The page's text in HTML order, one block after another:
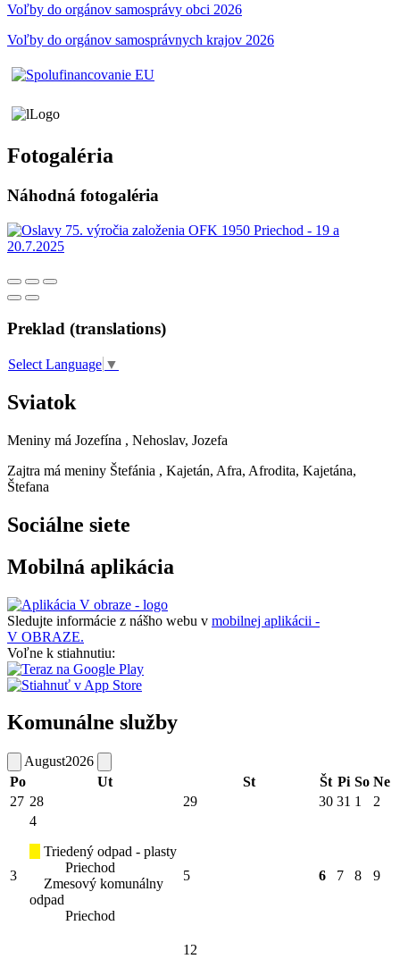
Voľby do orgánov samosprávy obci 2026
Voľby do orgánov samosprávnych krajov 2026
Fotogaléria
Náhodná fotogaléria
Preklad (translations)
Select Language ▼
Sviatok
Meniny má Jozefína , Nehoslav, Jozefa
Zajtra má meniny Štefánia , Kajetán, Afra, Afrodita, Kajetána,
Štefana
Sociálne siete
Mobilná aplikácia
Sledujte informácie z nášho webu v mobilnej aplikácii -
V OBRAZE.
Voľne k stiahnutiu:
Komunálne služby
August2026
Po
Ut St Št Pi So Ne
27 28 29 30 31 1 2
3
4
Triedený odpad - plasty
Priechod
Zmesový komunálny
odpad
Priechod
5 6 7 8 9
12